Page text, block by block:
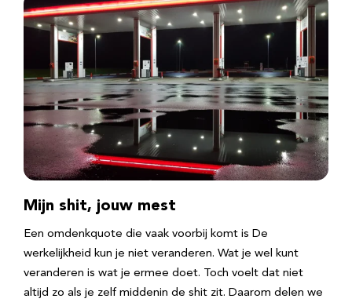
Mijn shit, jouw mest
Een omdenkquote die vaak voorbij komt is De
werkelijkheid kun je niet veranderen. Wat je wel kunt
veranderen is wat je ermee doet. Toch voelt dat niet
altijd zo als je zelf middenin de shit zit. Daarom delen we